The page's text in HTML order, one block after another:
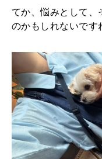
てか、悩みとして、
のかもしれないです